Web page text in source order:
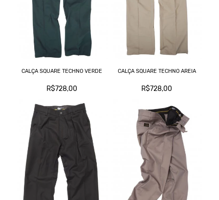
CALÇA SQUARE TECHNO VERDE
R$728,00
CALÇA SQUARE TECHNO AREIA
R$728,00